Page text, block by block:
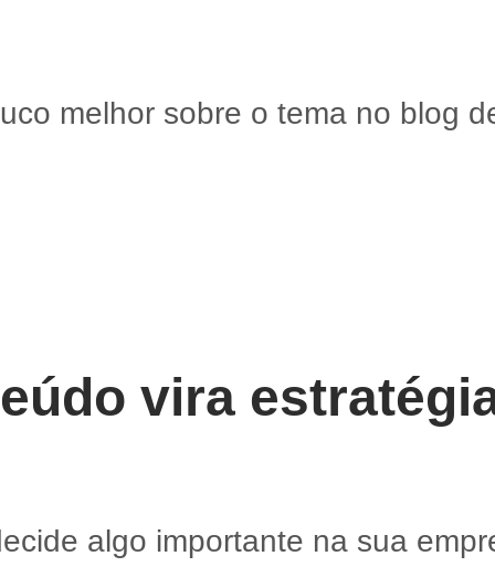
melhor sobre o tema no blog
vira
algo importante na sua